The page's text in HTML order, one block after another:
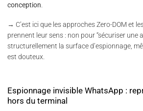
conception
→ C’est ici que les approches Zero-DOM et
prennent leur sens : non pour “sécuriser une
structurellement la surface d’espionnage,
est douteux.
Espionnage invisible WhatsApp :
hors du terminal